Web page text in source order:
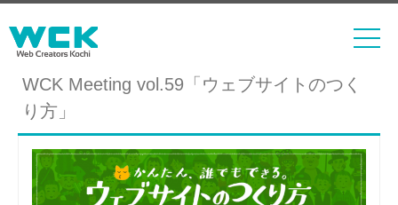
WCK Meeting vol.59「ウェブサイトのつく
り方」